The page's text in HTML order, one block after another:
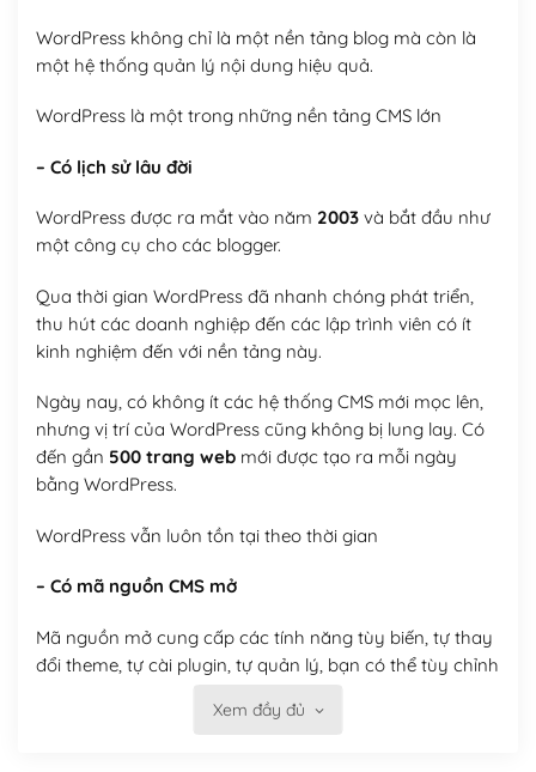
WordPress không chỉ là một nền tảng blog mà còn là
một hệ thống quản lý nội dung hiệu quả.
WordPress là một trong những nền tảng CMS lớn
– Có lịch sử lâu đời
WordPress được ra mắt vào năm 2003và bắt đầu như
một công cụ cho các blogger.
Qua thời gian WordPress đã nhanh chóng phát triển,
thu hút các doanh nghiệp đến các lập trình viên có ít
kinh nghiệm đến với nền tảng này.
Ngày nay, có không ít các hệ thống CMS mới mọc lên,
nhưng vị trí của WordPress cũng không bị lung lay. Có
đến gần 500 trang webmới được tạo ra mỗi ngày
bằng WordPress.
WordPress vẫn luôn tồn tại theo thời gian
– Có mã nguồn CMS mở
Mã nguồn mở cung cấp các tính năng tùy biến, tự thay
đổi theme, tự cài plugin, tự quản lý, bạn có thể tùy chỉnh
Xem đầy đủ